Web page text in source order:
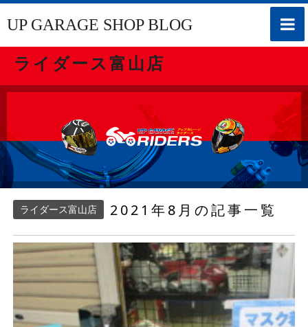
toggle
UP GARAGE SHOP BLOG
ライダース富山店
ライダース富山店 2021年8月の記事一覧